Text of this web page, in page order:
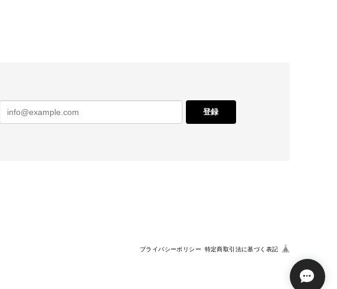
登録
プライバシーポリシー 特定商取引法に基づく表記